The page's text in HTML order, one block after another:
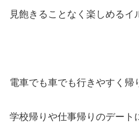
見飽きることなく楽しめるイ
電車でも車でも行きやすく帰
学校帰りや仕事帰りのデート